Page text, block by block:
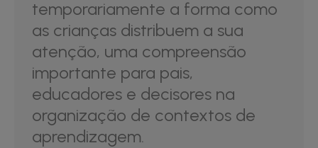
temporariamente a forma como
as crianças distribuem a sua
atenção, uma compreensão
importante para pais,
educadores e decisores na
organização de contextos de
aprendizagem.